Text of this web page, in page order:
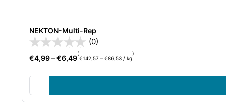
NEKTON-Multi-Rep
(0)
€4,99–€6,49
(
€142,57– €86,53/ kg
)